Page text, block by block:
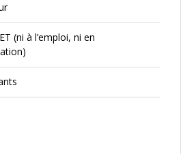
(ni à l’emploi, ni en